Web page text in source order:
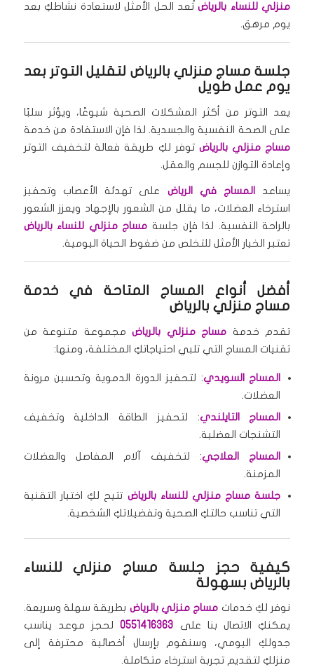
منزلي للنساء بالرياضتُعد الحل الأمثل لاستعادة نشاطكِ بعد
يوم مرهق.
جلسة مساج منزلي بالرياض لتقليل التوتر بعد
يوم عمل طويل
يعد التوتر من أكثر المشكلات الصحية شيوعًا، ويؤثر سلبًا
على الصحة النفسية والجسدية. لذا فإن الاستفادة من خدمة
مساج منزلي بالرياض توفر لكِ طريقة فعالة لتخفيف التوتر
وإعادة التوازن للجسم والعقل.
يساعد المساج في الرياض على تهدئة الأعصاب وتحفيز
استرخاء العضلات، ما يقلل من الشعور بالإجهاد ويعزز الشعور
بالراحة النفسية. لذا فإن جلسة مساج منزلي للنساء بالرياض
تعتبر الخيار الأمثل للتخلص من ضغوط الحياة اليومية.
أفضل أنواع المساج المتاحة في خدمة
مساج منزلي بالرياض
تقدم خدمة مساج منزلي بالرياضمجموعة متنوعة من
تقنيات المساج التي تلبي احتياجاتكِ المختلفة، ومنها:
المساج السويدي: لتحفيز الدورة الدموية وتحسين مرونة
العضلات.
المساج التايلندي: لتحفيز الطاقة الداخلية وتخفيف
التشنجات العضلية.
المساج العلاجي: لتخفيف آلام المفاصل والعضلات
المزمنة.
جلسة مساج منزلي للنساء بالرياض تتيح لكِ اختيار التقنية
التي تناسب حالتكِ الصحية وتفضيلاتكِ الشخصية.
كيفية حجز جلسة مساج منزلي للنساء
بالرياض بسهولة
نوفر لكِ خدمات مساج منزلي بالرياض بطريقة سهلة وسريعة.
يمكنكِ الاتصال بنا على 0551416363لحجز موعد يناسب
جدولكِ اليومي، وسنقوم بإرسال أخصائية محترفة إلى
منزلكِ لتقديم تجربة استرخاء متكاملة.